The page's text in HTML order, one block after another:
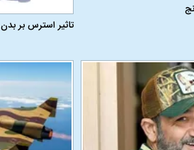
تاثیر استرس بر بدن